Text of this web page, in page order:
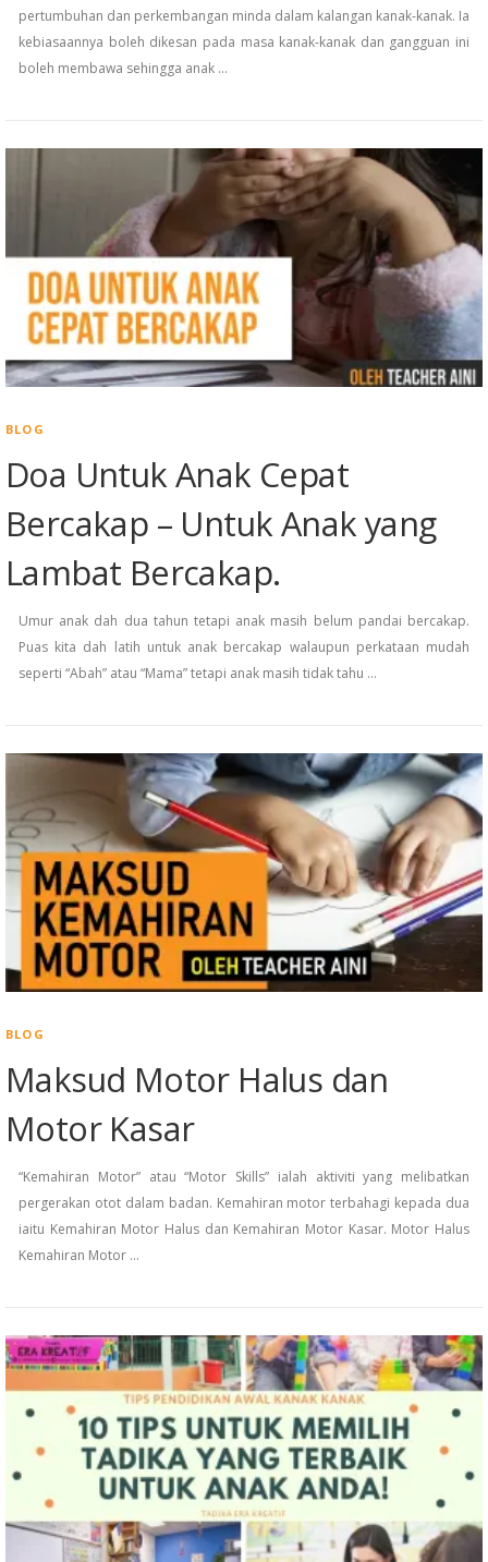
pertumbuhan dan perkembangan minda dalam kalangan kanak-kanak. Ia
kebiasaannya boleh dikesan pada masa kanak-kanak dan gangguan ini
boleh membawa sehingga anak …
BLOG
Doa Untuk Anak Cepat
Bercakap – Untuk Anak yang
Lambat Bercakap.
Umur anak dah dua tahun tetapi anak masih belum pandai bercakap.
Puas kita dah latih untuk anak bercakap walaupun perkataan mudah
seperti “Abah” atau “Mama” tetapi anak masih tidak tahu …
BLOG
Maksud Motor Halus dan
Motor Kasar
“Kemahiran Motor” atau “Motor Skills” ialah aktiviti yang melibatkan
pergerakan otot dalam badan. Kemahiran motor terbahagi kepada dua
iaitu Kemahiran Motor Halus dan Kemahiran Motor Kasar. Motor Halus
Kemahiran Motor …